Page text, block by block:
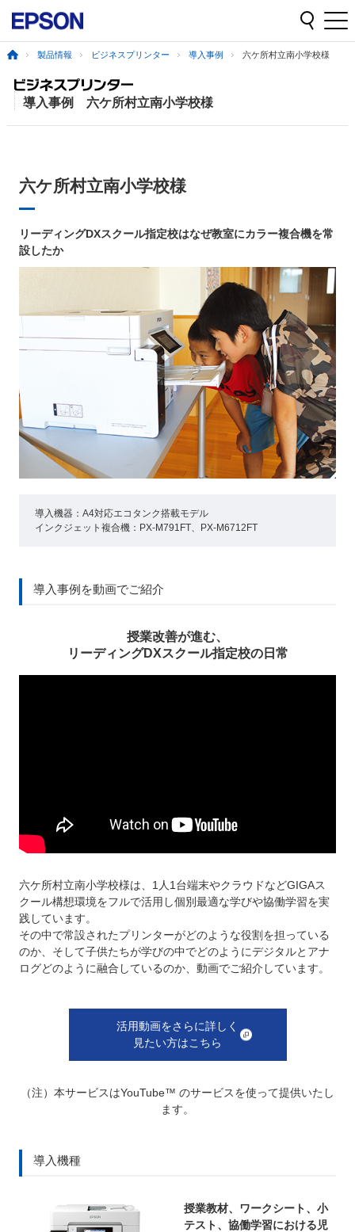
製品情報 ビジネスプリンター 導入事例 六ケ所村立南小学校様
導入事例 六ケ所村立南小学校様
六ケ所村立南小学校様
リーディングDXスクール指定校はなぜ教室にカラー複合機を常
設したか
導入機器：A4対応エコタンク搭載モデル
インクジェット複合機：PX-M791FT、PX-M6712FT
導入事例を動画でご紹介
授業改善が進む、
リーディングDXスクール指定校の日常
六ケ所村立南小学校様は、1人1台端末やクラウドなどGIGAス
クール構想環境をフルで活用し個別最適な学びや協働学習を実
践しています。
その中で常設されたプリンターがどのような役割を担っている
のか、そして子供たちが学びの中でどのようにデジタルとアナ
ログどのように融合しているのか、動画でご紹介しています。
活用動画をさらに詳しく
見たい方はこちら
（注）本サービスはYouTube™ のサービスを使って提供いたし
ます。
導入機種
授業教材、ワークシート、小
テスト、協働学習における児